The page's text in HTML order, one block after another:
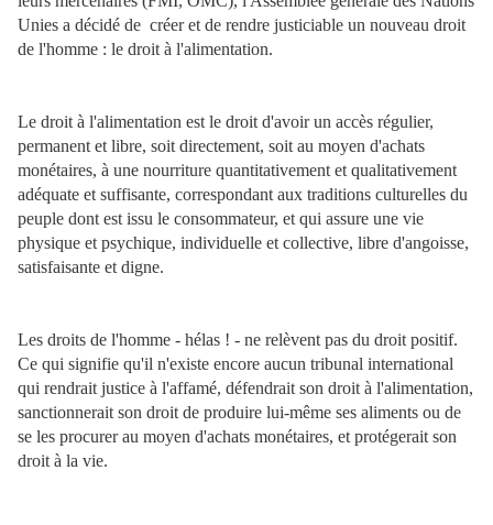
Unies a décidé de créer et de rendre justiciable un nouveau droit
de l'homme : le droit à l'alimentation.
Le droit à l'alimentation est le droit d'avoir un accès régulier,
permanent et libre, soit directement, soit au moyen d'achats
monétaires, à une nourriture quantitativement et qualitativement
adéquate et suffisante, correspondant aux traditions culturelles du
peuple dont est issu le consommateur, et qui assure une vie
physique et psychique, individuelle et collective, libre d'angoisse,
satisfaisante et digne.
Les droits de l'homme - hélas ! - ne relèvent pas du droit positif.
Ce qui signifie qu'il n'existe encore aucun tribunal international
qui rendrait justice à l'affamé, défendrait son droit à l'alimentation,
sanctionnerait son droit de produire lui-même ses aliments ou de
se les procurer au moyen d'achats monétaires, et protégerait son
droit à la vie.